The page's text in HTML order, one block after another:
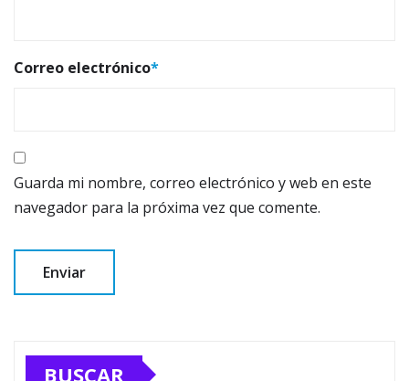
Correo electrónico*
Guarda mi nombre, correo electrónico y web en este
navegador para la próxima vez que comente.
BUSCAR